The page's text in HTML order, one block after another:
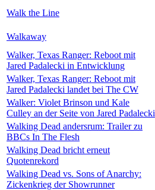
Walk the Line
Walkaway
Walker, Texas Ranger: Reboot mit
Jared Padalecki in Entwicklung
Walker, Texas Ranger: Reboot mit
Jared Padalecki landet bei The CW
Walker: Violet Brinson und Kale
Culley an der Seite von Jared Padalecki
Walking Dead andersrum: Trailer zu
BBCs In The Flesh
Walking Dead bricht erneut
Quotenrekord
Walking Dead vs. Sons of Anarchy:
Zickenkrieg der Showrunner